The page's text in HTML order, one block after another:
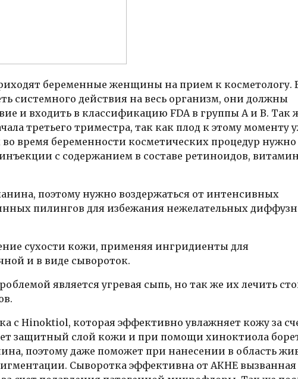
беременные женщины на прием к косметологу.
системного действия на весь организм, они должны
и входить в классификацию FDA в группы А и В. Так
третьего триместра, так как плод к этому моменту
время беременности косметических процедур нужно
с содержанием в составе ретиноидов,
поэтому нужно воздержаться от интенсивных
пилингов для избежания нежелательных
сухости кожи, применяя ингридиенты для
и в виде сывороток.
является угревая сыпь, но так же их лечить
с Hinoktiol, которая эффективно увлажняет кожу за
защитный слой кожи и при помощи хиноктиола
поэтому даже поможет при нанесении в область
Сыворотка эффективна от АКНЕ вызванная